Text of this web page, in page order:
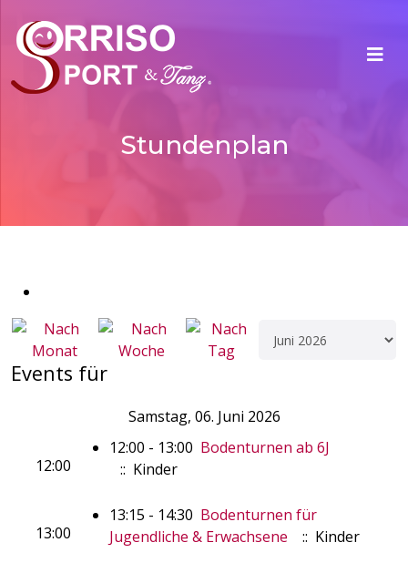
Stundenplan
Events für
Samstag, 06. Juni 2026
12:00
12:00 - 13:00 Bodenturnen ab 6J
:: Kinder
13:00
13:15 - 14:30 Bodenturnen für
Jugendliche & Erwachsene
:: Kinder